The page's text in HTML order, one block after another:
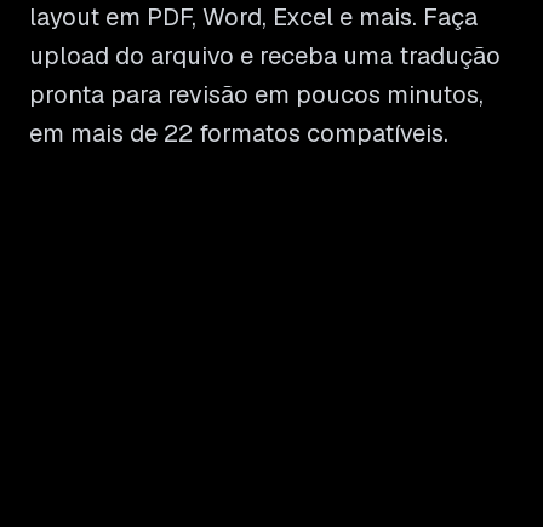
layout em PDF, Word, Excel e mais. Faça
upload do arquivo e receba uma tradução
pronta para revisão em poucos minutos,
em mais de 22 formatos compatíveis.